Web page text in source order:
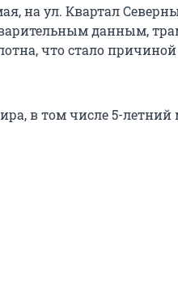
на ул. Квартал
данным,
что стало
в том числе 5-летний